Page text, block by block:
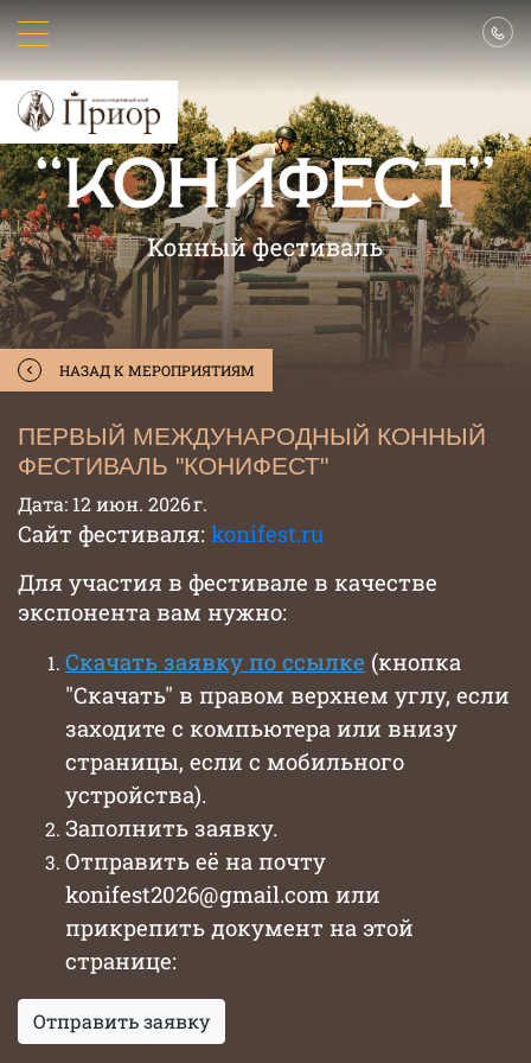
НАЗАД К МЕРОПРИЯТИЯМ
ПЕРВЫЙ МЕЖДУНАРОДНЫЙ КОННЫЙ
ФЕСТИВАЛЬ "КОНИФЕСТ"
Дата: 12 июн. 2026 г.
Сайт фестиваля: konifest.ru
Для участия в фестивале в качестве
экспонента вам нужно:
Скачать заявку по ссылке (кнопка
"Скачать" в правом верхнем углу, если
заходите с компьютера или внизу
страницы, если с мобильного
устройства).
Заполнить заявку.
Отправить её на почту
konifest2026@gmail.com или
прикрепить документ на этой
странице:
Отправить заявку